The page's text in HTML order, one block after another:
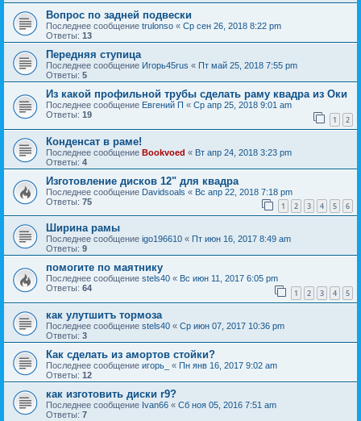
Вопрос по задней подвески
Последнее сообщение trulonso « Ср сен 26, 2018 8:22 pm
Ответы: 13
Передняя ступица
Последнее сообщение Игорь45rus « Пт май 25, 2018 7:55 pm
Ответы: 5
Из какой профильной трубы сделать раму квадра из Оки
Последнее сообщение Евгений П « Ср апр 25, 2018 9:01 am
Ответы: 19 1 2
Конденсат в раме!
Последнее сообщение Bookvoed « Вт апр 24, 2018 3:23 pm
Ответы: 4
Изготовление дисков 12" для квадра
Последнее сообщение Davidsoals « Вс апр 22, 2018 7:18 pm
Ответы: 75 1 2 3 4 5 6
Ширина рамы
Последнее сообщение igo196610 « Пт июн 16, 2017 8:49 am
Ответы: 9
помогите по маятнику
Последнее сообщение stels40 « Вс июн 11, 2017 6:05 pm
Ответы: 64 1 2 3 4 5
как улутшитъ тормоза
Последнее сообщение stels40 « Ср июн 07, 2017 10:36 pm
Ответы: 3
Как сделать из амортов стойки?
Последнее сообщение игорь_ « Пн янв 16, 2017 9:02 am
Ответы: 12
как изготовить диски r9?
Последнее сообщение Ivan66 « Сб ноя 05, 2016 7:51 am
Ответы: 7